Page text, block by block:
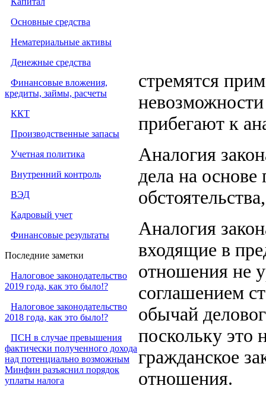
Основные средства
Нематериальные активы
Денежные средства
Финансовые вложения,
кредиты, займы, расчеты
ККТ
Производственные запасы
Учетная политика
Внутренний контроль
ВЭД
Кадровый учет
Финансовые результаты
Последние заметки
Налоговое законодательство
2019 года, как это было!?
Налоговое законодательство
2018 года, как это было!?
ПСН в случае превышения
фактически полученного дохода
над потенциально возможным
Минфин разъяснил порядок
уплаты налога
стремятся
прибегают к
Аналогия
дела на
Аналогия
входящие в
отношения не
соглашением
обычай
поскольку это
гражданское
отношения.